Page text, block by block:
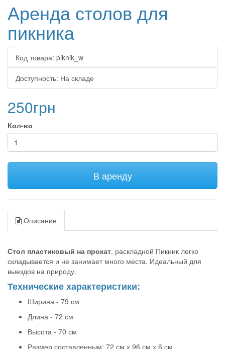
Аренда столов для
пикника
Код товара: piknik_w
Доступность: На складе
250грн
Кол-во
В аренду
Описание
Стол пластиковый на прокат, раскладной Пикник легко
складывается и не занимает много места. Идеальный для
выездов на природу.
Технические характеристики:
Ширина - 79 см
Длина - 72 см
Высота - 70 см
Размер составленным: 72 см х 96 см х 6 см